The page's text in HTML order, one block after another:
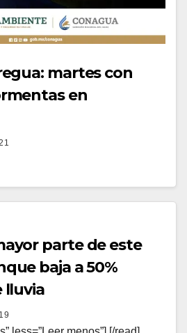
martes con
en
parte de este
baja a 50%
lluvia